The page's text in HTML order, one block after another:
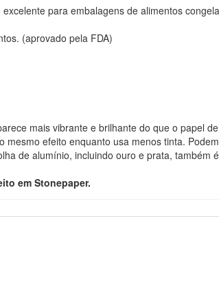
para embalagens de alimentos
(aprovado pela FDA)
mais vibrante e brilhante do que o papel
efeito enquanto usa menos tinta.
de alumínio, incluindo ouro e prata, também
em Stonepaper.